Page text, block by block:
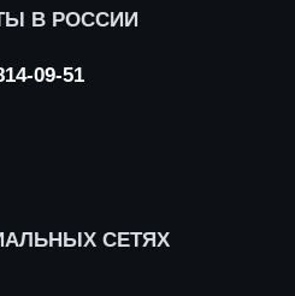
В РОССИИ
09-51
СЕТЯХ